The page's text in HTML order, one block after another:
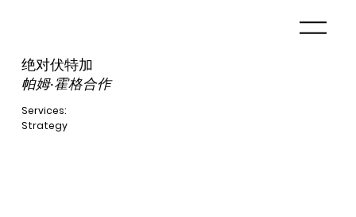
绝对伏特加
帕姆·霍格合作
Services:
Strategy